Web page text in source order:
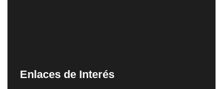
Enlaces de Interés